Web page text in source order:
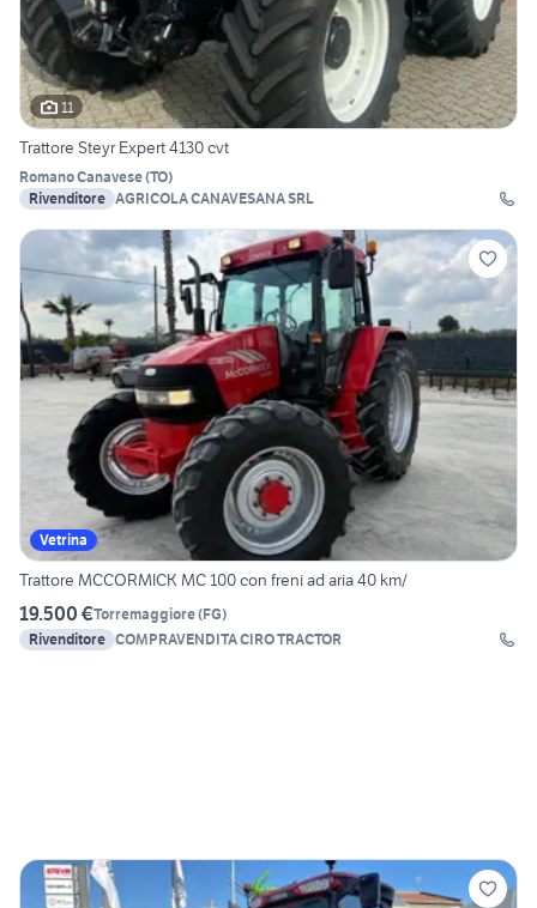
11
Trattore Steyr Expert 4130 cvt
Romano Canavese(TO)
Rivenditore AGRICOLA CANAVESANA SRL
Vetrina
Trattore MCCORMICK MC 100 con freni ad aria 40 km/
19.500 €Torremaggiore(FG)
Rivenditore COMPRAVENDITA CIRO TRACTOR